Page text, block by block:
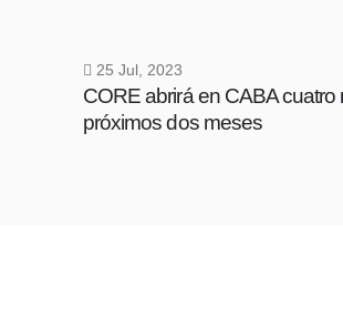
25 Jul, 2023
CORE abrirá en CABA
próximos dos meses